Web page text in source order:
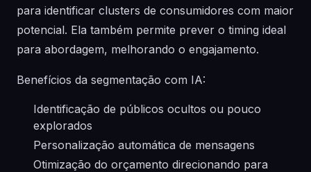
para identificar clusters de consumidores com maior
potencial. Ela também permite prever o timing ideal
para abordagem, melhorando o engajamento.
Benefícios da segmentação com IA:
Identificação de públicos ocultos ou pouco
explorados
Personalização automática de mensagens
Otimização do orçamento direcionando para